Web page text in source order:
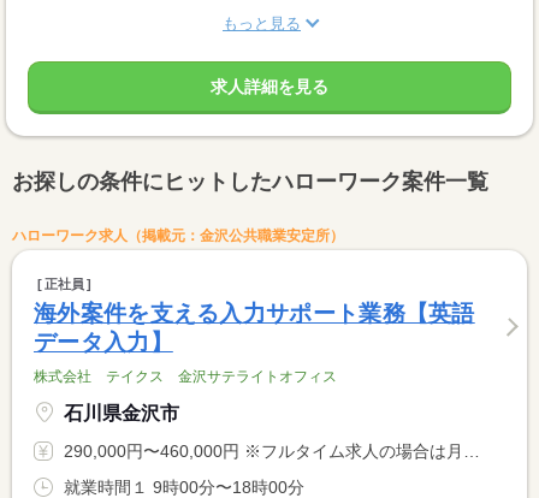
もっと見る
求人詳細を見る
お探しの条件にヒットしたハローワーク案件一覧
ハローワーク求人（掲載元：金沢公共職業安定所）
正社員
海外案件を支える入力サポート業務【英語
データ入力】
株式会社 テイクス 金沢サテライトオフィス
石川県金沢市
290,000円〜460,000円 ※フルタイム求人の場合は月額（換算額）、パート求人の場合は時間額を表示しています。
就業時間１ 9時00分〜18時00分